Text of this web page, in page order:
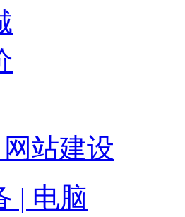
站建设
| 电脑